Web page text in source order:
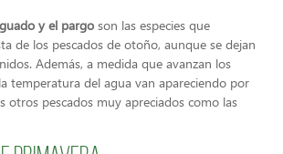
y el pargo son las especies que
de los pescados de otoño, aunque se dejan
Además, a medida que avanzan los
temperatura del agua van apareciendo por
otros pescados muy apreciados como las